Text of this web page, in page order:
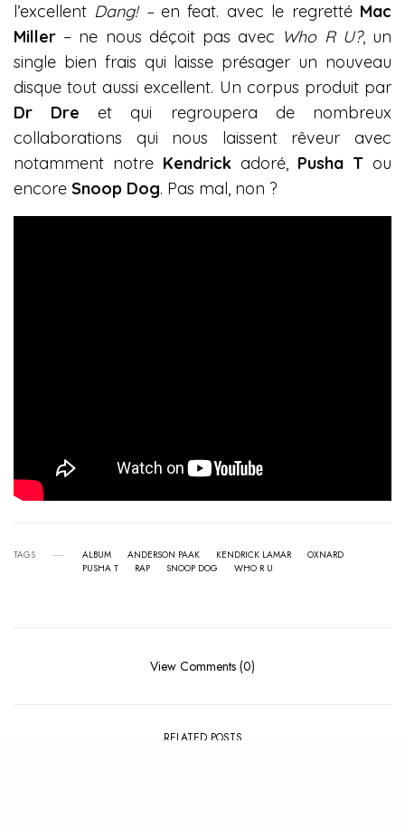
l’excellent Dang! –en feat. avec le regretté Mac
Miller – ne nous déçoit pas avec Who R U?, un
single bien frais qui laisse présager un nouveau
disque tout aussi excellent. Un corpus produit par
Dr Dre et qui regroupera de nombreux
collaborations qui nous laissent rêveur avec
notamment notre Kendrick adoré, Pusha Tou
encore Snoop Dog. Pas mal, non ?
TAGS ALBUM ANDERSON PAAK KENDRICK LAMAR
OXNARD
PUSHA T
RAP SNOOP DOG WHO R U
View Comments (0)
RELATED POSTS